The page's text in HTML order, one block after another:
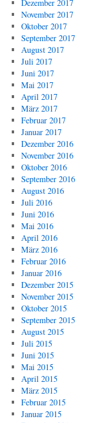
Dezember 2017
November 2017
Oktober 2017
September 2017
August 2017
Juli 2017
Juni 2017
Mai 2017
April 2017
März 2017
Februar 2017
Januar 2017
Dezember 2016
November 2016
Oktober 2016
September 2016
August 2016
Juli 2016
Juni 2016
Mai 2016
April 2016
März 2016
Februar 2016
Januar 2016
Dezember 2015
November 2015
Oktober 2015
September 2015
August 2015
Juli 2015
Juni 2015
Mai 2015
April 2015
März 2015
Februar 2015
Januar 2015